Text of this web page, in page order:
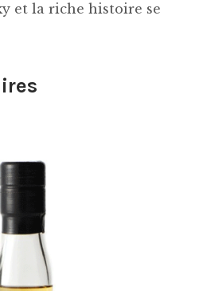
et la riche histoire se